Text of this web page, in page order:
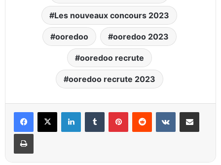
Les nouveaux concours 2023
ooredoo ooredoo 2023
ooredoo recrute
ooredoo recrute 2023
LinkedinTumblr PinterestReddit VKontaktePartager par email
Imprimer